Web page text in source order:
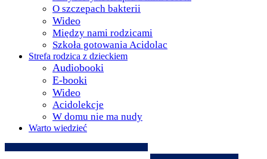
O szczepach bakterii
Wideo
Między nami rodzicami
Szkoła gotowania Acidolac
Strefa rodzica z dzieckiem
Audiobooki
E-booki
Wideo
Acidolekcje
W domu nie ma nudy
Warto wiedzieć